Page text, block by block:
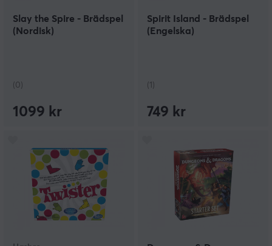
Slay the Spire - Brädspel
(Nordisk)
(0)
1099 kr
Spirit Island - Brädspel
(Engelska)
(1)
749 kr